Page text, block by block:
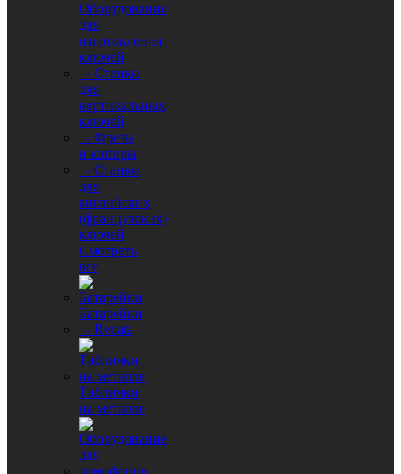
Оборудование
для
изготовления
ключей
- Станки
для
вертикальных
ключей
- Фрезы
и копиры
- Станки
для
английских
(французских)
ключей
Смотреть
все
Батарейки
- Renata
Таблички
на металле